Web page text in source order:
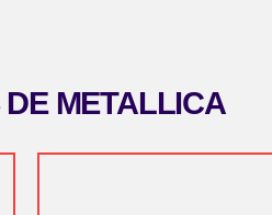
METALLICA